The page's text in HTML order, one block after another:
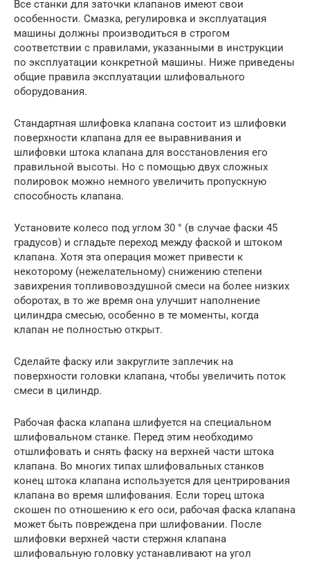
Все станки для заточки клапанов имеют свои
особенности. Смазка, регулировка и эксплуатация
машины должны производиться в строгом
соответствии с правилами, указанными в инструкции
по эксплуатации конкретной машины. Ниже приведены
общие правила эксплуатации шлифовального
оборудования.
Стандартная шлифовка клапана состоит из шлифовки
поверхности клапана для ее выравнивания и
шлифовки штока клапана для восстановления его
правильной высоты. Но с помощью двух сложных
полировок можно немного увеличить пропускную
способность клапана.
Установите колесо под углом 30 ° (в случае фаски 45
градусов) и сгладьте переход между фаской и штоком
клапана. Хотя эта операция может привести к
некоторому (нежелательному) снижению степени
завихрения топливовоздушной смеси на более низких
оборотах, в то же время она улучшит наполнение
цилиндра смесью, особенно в те моменты, когда
клапан не полностью открыт.
Сделайте фаску или закруглите заплечик на
поверхности головки клапана, чтобы увеличить поток
смеси в цилиндр.
Рабочая фаска клапана шлифуется на специальном
шлифовальном станке. Перед этим необходимо
отшлифовать и снять фаску на верхней части штока
клапана. Во многих типах шлифовальных станков
конец штока клапана используется для центрирования
клапана во время шлифования. Если торец штока
скошен по отношению к его оси, рабочая фаска клапана
может быть повреждена при шлифовании. После
шлифовки верхней части стержня клапана
шлифовальную головку устанавливают на угол